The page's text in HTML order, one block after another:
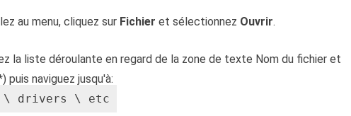
au menu, cliquez sur Fichier et sélectionnez Ouvrir.
la liste déroulante en regard de la zone de texte Nom du fichier et
puis naviguez jusqu'à:
\ drivers \ etc